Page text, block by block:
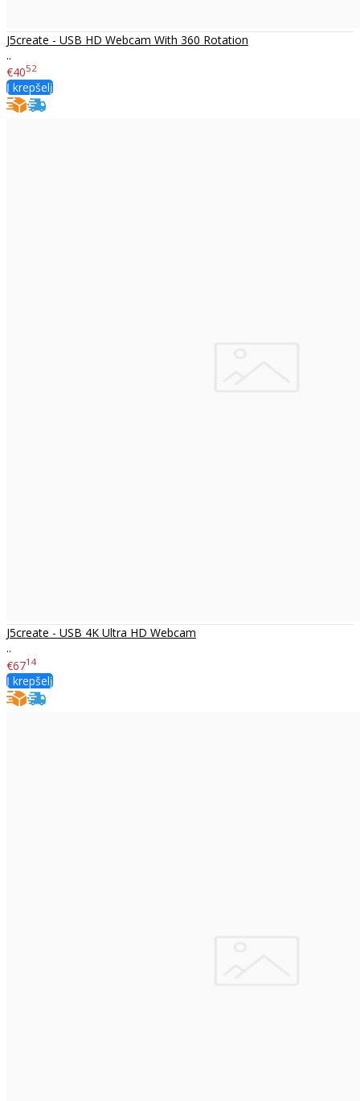
J5create - USB HD Webcam With 360 Rotation
..
€4052
Į krepšelį
J5create - USB 4K Ultra HD Webcam
..
€6714
Į krepšelį